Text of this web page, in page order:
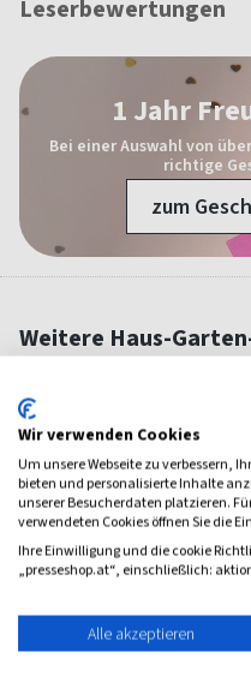
Leserbewertungen
1 Jahr
Bei einer Auswahl von
richtige
zum
Weitere Haus-
Wir verwenden Cookies
Um unsere Webseite zu verbessern,
bieten und personalisierte Inhalte
unserer Besucherdaten platzieren.
verwendeten Cookies öffnen Sie die
Ihre Einwilligung und die cookie
„presseshop.at“, einschließlich:
Alle akzeptieren